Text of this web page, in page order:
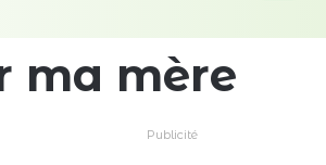
ma mère
Publicité